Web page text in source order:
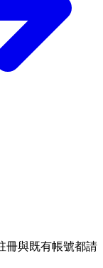
冊與既有帳號都請